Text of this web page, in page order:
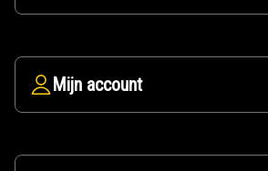
Mijn account